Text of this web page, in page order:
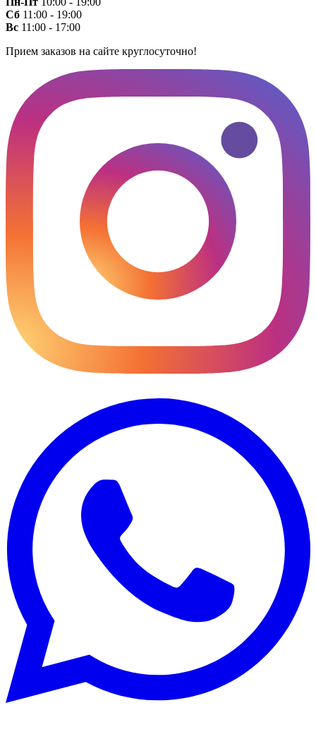
Сб 11:00 - 19:00
Вс 11:00 - 17:00
Прием заказов на сайте круглосуточно!